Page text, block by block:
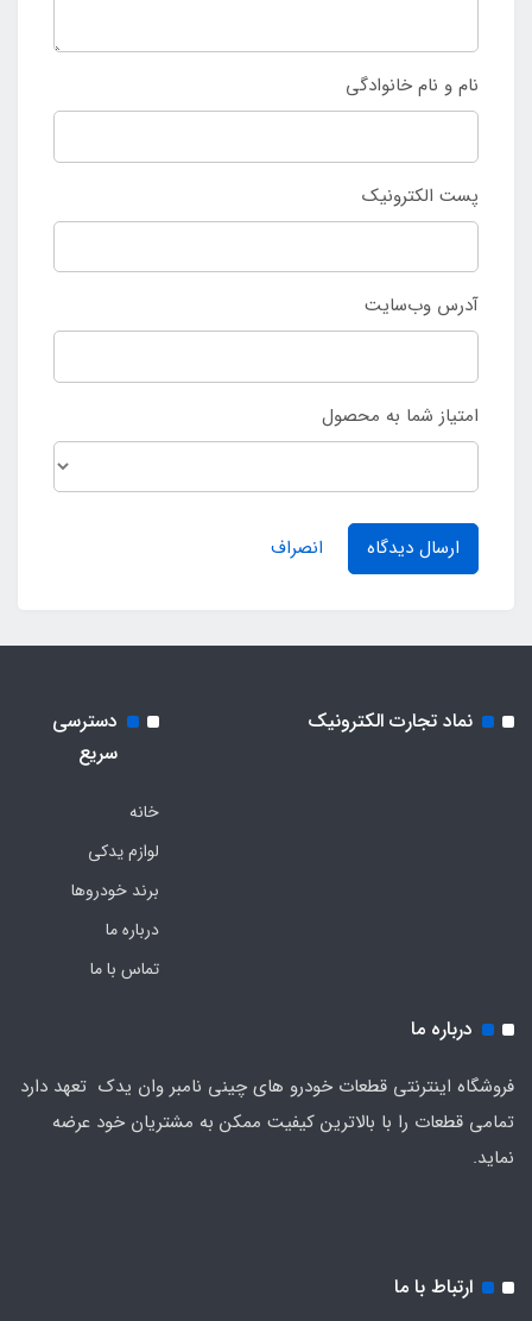
نام و نام خانوادگی
پست الکترونیک
آدرس وب‌سایت
امتیاز شما به محصول
ارسال دیدگاه انصراف
نماد تجارت الکترونیک
دسترسی
سریع
خانه
لوازم یدکی
برند خودروها
درباره ما
تماس با ما
درباره ما
فروشگاه اینترنتی قطعات خودرو های چینی نامبر وان یدک تعهد دارد
تمامی قطعات را با بالاترین کیفیت ممکن به مشتریان خود عرضه
نماید.
ارتباط با ما